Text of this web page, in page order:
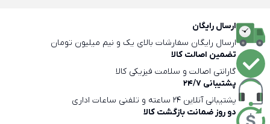
ارسال رایگان
ارسال رایگان سفارشات بالای یک و نیم میلیون تومان
تضمین اصالت کالا
گارانتی اصالت و سلامت فیزیکی کالا
پشتیبانی 24/7
پشتیبانی آنلاین 24 ساعته و تلفنی ساعات اداری
دو روز ضمانت بازگشت کالا